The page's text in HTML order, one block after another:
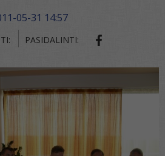
05-31 14:57
PASIDALINTI: